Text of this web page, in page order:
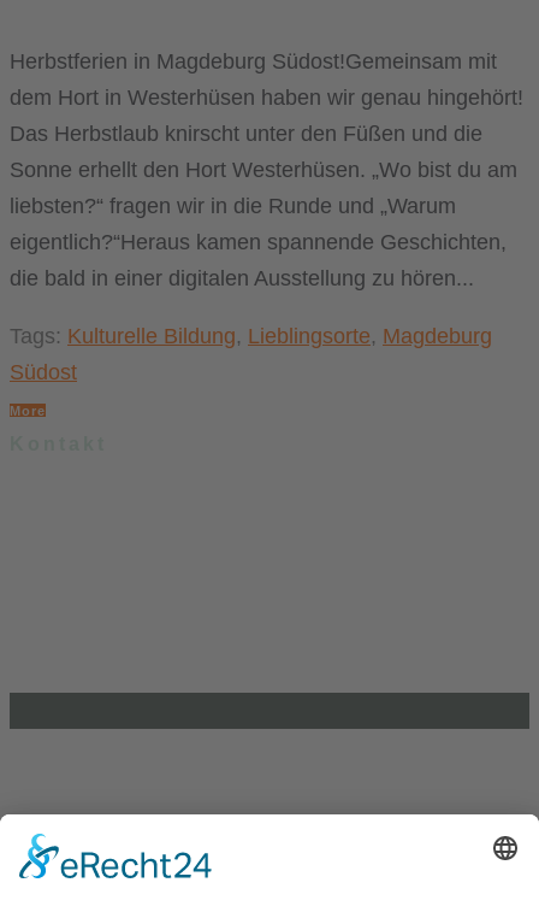
Herbstferien in Magdeburg Südost!Gemeinsam mit
dem Hort in Westerhüsen haben wir genau hingehört!
Das Herbstlaub knirscht unter den Füßen und die
Sonne erhellt den Hort Westerhüsen. „Wo bist du am
liebsten?“ fragen wir in die Runde und „Warum
eigentlich?“Heraus kamen spannende Geschichten,
die bald in einer digitalen Ausstellung zu hören...
Tags: Kulturelle Bildung, Lieblingsorte, Magdeburg
Südost
More
Online-Einkäufe. Ganz ohne Mehrkosten.